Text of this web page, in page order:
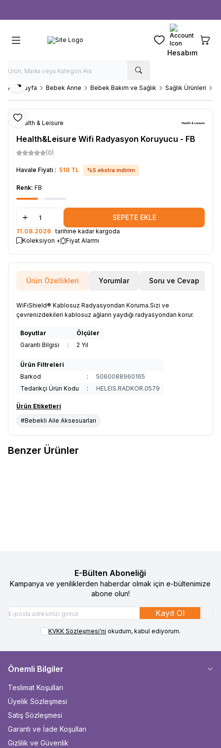
Favorilerim
Hesabım
Ana Sayfa Bebek Anne Bebek Bakım ve Sağlık Sağlık Ürünleri
Favoriye Ekle
Paylaş
Health & Leisure
Health&Leisure Wifi Radyasyon Koruyucu - FB
(0)
Havale Fiyatı : 518 TL %5 ekstra indirim
Renk: FB
SEPETE EKLE
11.08.2026 tarihine kadar kargoda
Koleksiyon +
Fiyat Alarmı
Ürün Özellikleri Yorumlar Soru ve Cevap
WiFiShield® Kablosuz Radyasyondan Koruma.Sizi ve
çevrenizdekileri kablosuz ağların yaydığı radyasyondan korur.
Boyutlar
Ölçüler
Garanti Bilgisi
: 2 Yıl
Ürün Filtreleri
Barkod
:
5060088960165
Tedarikçi Ürün Kodu
: HELEIS.RADKOR.0579
Ürün Etiketleri
#Bebekli Aile Aksesuarları
Benzer Ürünler
E-Bülten Aboneliği
Kampanya ve yeniliklerden haberdar olmak için e-bültenimize
abone olun!
Kayıt Ol
KVKK Sözleşmesi'ni okudum, kabul ediyorum.
Önemli Bilgiler
Teslimat Koşulları
Üyelik Sözleşmesi
Satış Sözleşmesi
Garanti ve İade Koşulları
Gizlilik ve Güvenlik